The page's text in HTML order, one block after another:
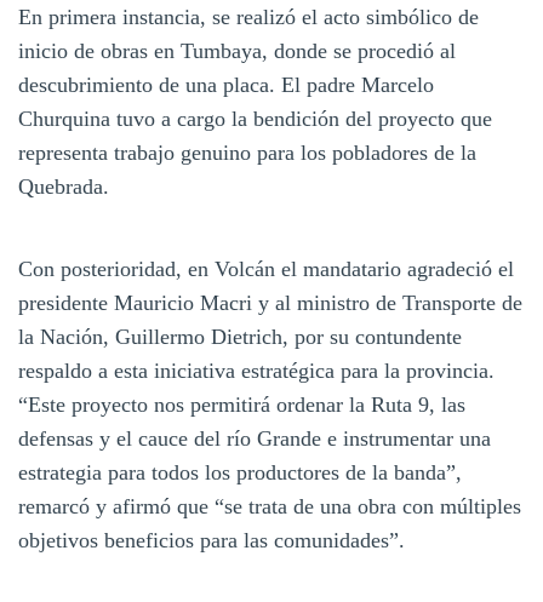
En primera instancia, se realizó el acto simbólico de
inicio de obras en Tumbaya, donde se procedió al
descubrimiento de una placa. El padre Marcelo
Churquina tuvo a cargo la bendición del proyecto que
representa trabajo genuino para los pobladores de la
Quebrada.
Con posterioridad, en Volcán el mandatario agradeció el
presidente Mauricio Macri y al ministro de Transporte de
la Nación, Guillermo Dietrich, por su contundente
respaldo a esta iniciativa estratégica para la provincia.
“Este proyecto nos permitirá ordenar la Ruta 9, las
defensas y el cauce del río Grande e instrumentar una
estrategia para todos los productores de la banda”,
remarcó y afirmó que “se trata de una obra con múltiples
objetivos beneficios para las comunidades”.